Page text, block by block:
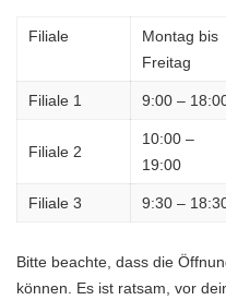
Filiale
Montag bis
Freitag
Filiale 1 9:00 –
Filiale 2
10:00 –
19:00
Filiale 3 9:30 –
Bitte beachte, dass die
können. Es ist ratsam, vor